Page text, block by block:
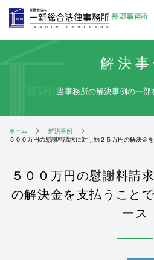
解決事
当事務所の解決事例の一部
ホーム
解決事例
５００万円の慰謝料請求に対し約２５万円の解決金
５００万円の慰謝料請
の解決金を支払うこと
ース